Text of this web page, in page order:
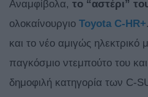
Αναμφίβολα, το “αστέρι”
ολοκαίνουργιο Toyota C-HR+
και το νέο αμιγώς ηλεκτρικό
παγκόσμιο ντεμπούτο του και
δημοφιλή κατηγορία των C-